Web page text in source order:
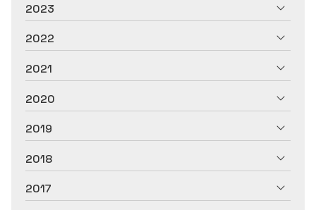
2023
2022
2021
2020
2019
2018
2017